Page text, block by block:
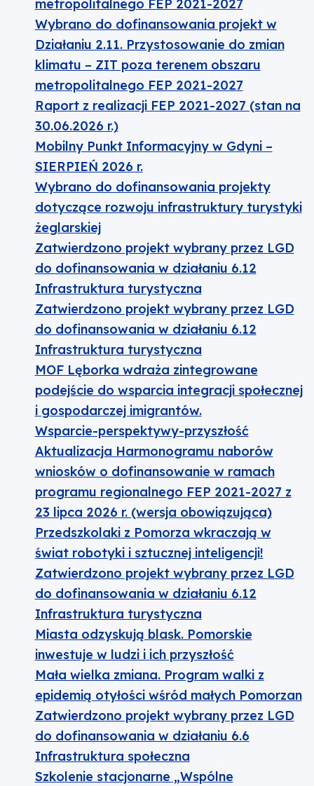
metropolitalnego FEP 2021-2027
Wybrano do dofinansowania projekt w
Działaniu 2.11. Przystosowanie do zmian
klimatu – ZIT poza terenem obszaru
metropolitalnego FEP 2021-2027
Raport z realizacji FEP 2021-2027 (stan na
30.06.2026 r.)
Mobilny Punkt Informacyjny w Gdyni –
SIERPIEŃ 2026 r.
Wybrano do dofinansowania projekty
dotyczące rozwoju infrastruktury turystyki
żeglarskiej
Zatwierdzono projekt wybrany przez LGD
do dofinansowania w działaniu 6.12
Infrastruktura turystyczna
Zatwierdzono projekt wybrany przez LGD
do dofinansowania w działaniu 6.12
Infrastruktura turystyczna
MOF Lęborka wdraża zintegrowane
podejście do wsparcia integracji społecznej
i gospodarczej imigrantów.
Wsparcie-perspektywy-przyszłość
Aktualizacja Harmonogramu naborów
wniosków o dofinansowanie w ramach
programu regionalnego FEP 2021-2027 z
23 lipca 2026 r. (wersja obowiązująca)
Przedszkolaki z Pomorza wkraczają w
świat robotyki i sztucznej inteligencji!
Zatwierdzono projekt wybrany przez LGD
do dofinansowania w działaniu 6.12
Infrastruktura turystyczna
Miasta odzyskują blask. Pomorskie
inwestuje w ludzi i ich przyszłość
Mała wielka zmiana. Program walki z
epidemią otyłości wśród małych Pomorzan
Zatwierdzono projekt wybrany przez LGD
do dofinansowania w działaniu 6.6
Infrastruktura społeczna
Szkolenie stacjonarne „Wspólne